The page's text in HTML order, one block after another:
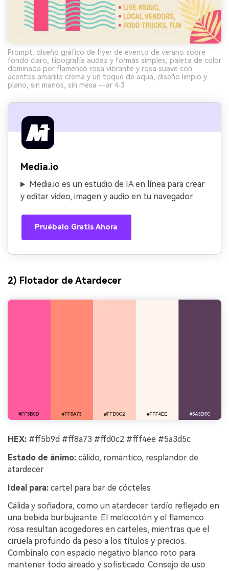
Prompt: diseño gráfico de flyer de evento de verano sobre
fondo claro, tipografía audaz y formas simples, paleta de color
dominada por flamenco rosa vibrante y rosa suave con
acentos amarillo crema y un toque de aqua, diseño limpio y
plano, sin manos, sin mesa --ar 4:3
Media.io
Media.io es un estudio de IA en línea para crear
y editar video, imagen y audio en tu navegador.
Pruébalo Gratis Ahora
2) Flotador de Atardecer
HEX: #ff5b9d #ff8a73 #ffd0c2 #fff4ee #5a3d5c
Estado de ánimo: cálido, romántico, resplandor de
atardecer
Ideal para: cartel para bar de cócteles
Cálida y soñadora, como un atardecer tardío reflejado en
una bebida burbujeante. El melocotón y el flamenco
rosa resultan acogedores en carteles, mientras que el
ciruela profundo da peso a los títulos y precios.
Combínalo con espacio negativo blanco roto para
mantener todo aireado y sofisticado. Consejo de uso: